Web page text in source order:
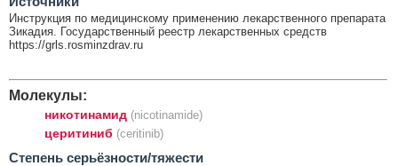
Инструкция по медицинскому применению лекарственного препарата
Зикадия. Государственный реестр лекарственных средств
https://grls.rosminzdrav.ru
Молекулы:
никотинамид (nicotinamide)
церитиниб (ceritinib)
Cтепень серьёзности/тяжести